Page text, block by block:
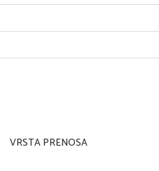
pa je doma skrbno gospodaril s
užitkom. Kmalu je njegovo
kot svinjski pastir. Nekega dne
mu gospodar tega ni dovolil.
oditi domov in prositi očeta
hrano. Starejšemu sinu, ki je
sina.
VRSTA PRENOSA